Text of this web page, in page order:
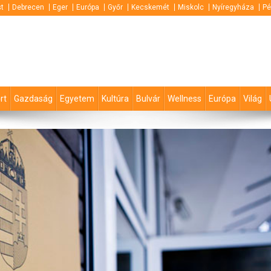
Debrecen Eger Európa Győr Kecskemét Miskolc Nyíregyháza
Gazdaság Egyetem Kultúra Bulvár Wellness Európa Világ